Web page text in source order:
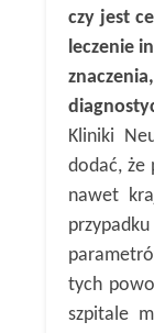
czy jest
leczenie
Kliniki
dodać, że
nawet
tych
szpitale